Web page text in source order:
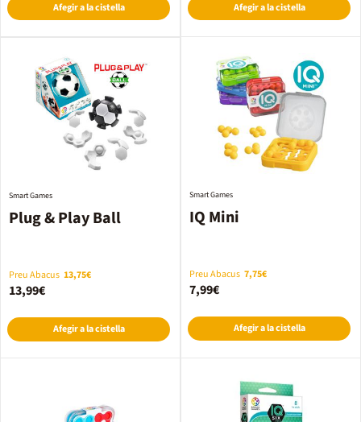
Afegir a la cistella Afegir a la cistella
Plug & Play Ball
Smart Games
Preu Abacus 13,75€
13,99€
Afegir a la cistella
IQ Mini
Smart Games
Preu Abacus 7,75€
7,99€
Afegir a la cistella